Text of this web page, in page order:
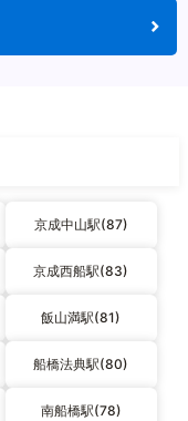
京成中山駅(87)
京成西船駅(83)
飯山満駅(81)
船橋法典駅(80)
南船橋駅(78)